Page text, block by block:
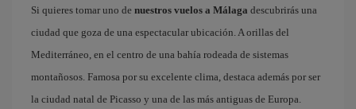
Si quieres tomar uno de nuestros vuelos a Málaga descubrirás una
ciudad que goza de una espectacular ubicación. A orillas del
Mediterráneo, en el centro de una bahía rodeada de sistemas
montañosos. Famosa por su excelente clima, destaca además por ser
la ciudad natal de Picasso y una de las más antiguas de Europa.